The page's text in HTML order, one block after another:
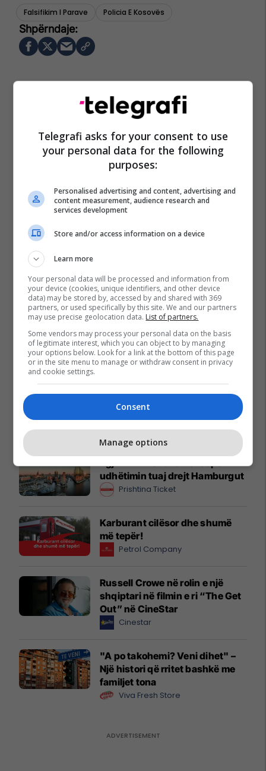
Falsifikim I Parave Policia E Kosovës
Promo Reklamo këtu
udhëtimin tuaj drejt Hamburgut
Prishtina Ticket
Karburant cilësor dhe shumë
më tepër!
Petrol Company
Russell Crowe në rolin e një
shqiptari në filmin e ri “The Get
Out” në CineStar
Cinestar
"A po takohemi? Veni dihet" –
Një histori që rritet bashkë me
familjet tona
Viva Fresh Store
Telegrafi asks for your consent to use
your personal data for the following
purposes:
Personalised advertising and content, advertising and
content measurement, audience research and
services development
Store and/or access information on a device
Learn more
Your personal data will be processed and information from
your device (cookies, unique identifiers, and other device
data) may be stored by, accessed by and shared with 369
partners, or used specifically by this site. We and our partners
may use precise geolocation data. List of partners.
Some vendors may process your personal data on the basis
of legitimate interest, which you can object to by managing
your options below. Look for a link at the bottom of this page
or in the site menu to manage or withdraw consent in privacy
and cookie settings.
Consent
Manage options